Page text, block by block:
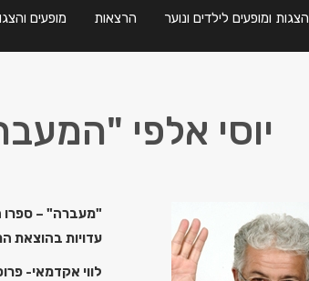
הצגות ומופעים לילדים ונוער הרצאות מופעים
יוסי אלפי
"מעברה" – ספרו
עדויות בהוצאת
לווי אקדמאי-